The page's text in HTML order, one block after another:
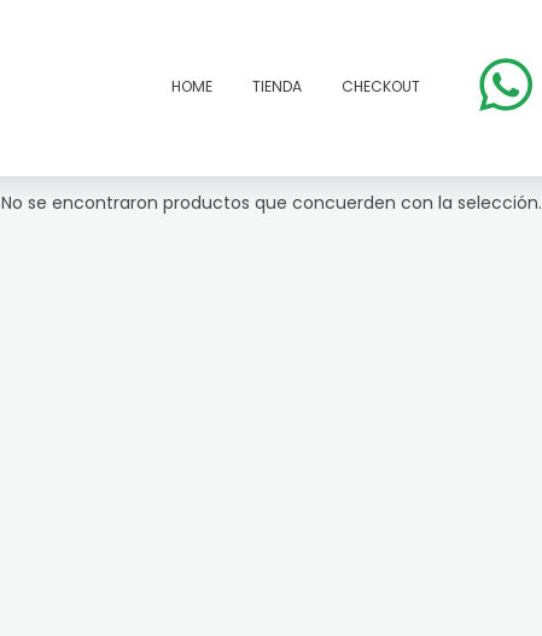
HOME TIENDA CHECKOUT
No se encontraron productos que concuerden con la selección.